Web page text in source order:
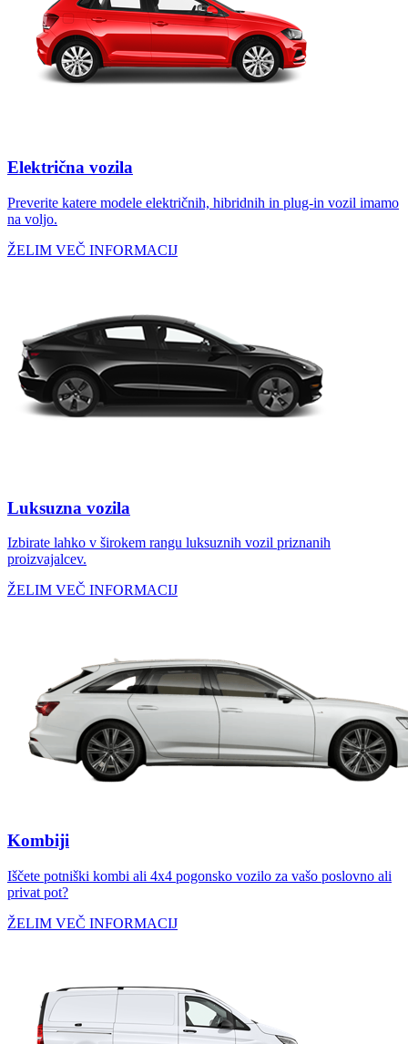
Električna vozila
Preverite katere modele električnih, hibridnih in plug-in vozil imamo
na voljo.
ŽELIM VEČ INFORMACIJ
Luksuzna vozila
Izbirate lahko v širokem rangu luksuznih vozil priznanih
proizvajalcev.
ŽELIM VEČ INFORMACIJ
Kombiji
Iščete potniški kombi ali 4x4 pogonsko vozilo za vašo poslovno ali
privat pot?
ŽELIM VEČ INFORMACIJ